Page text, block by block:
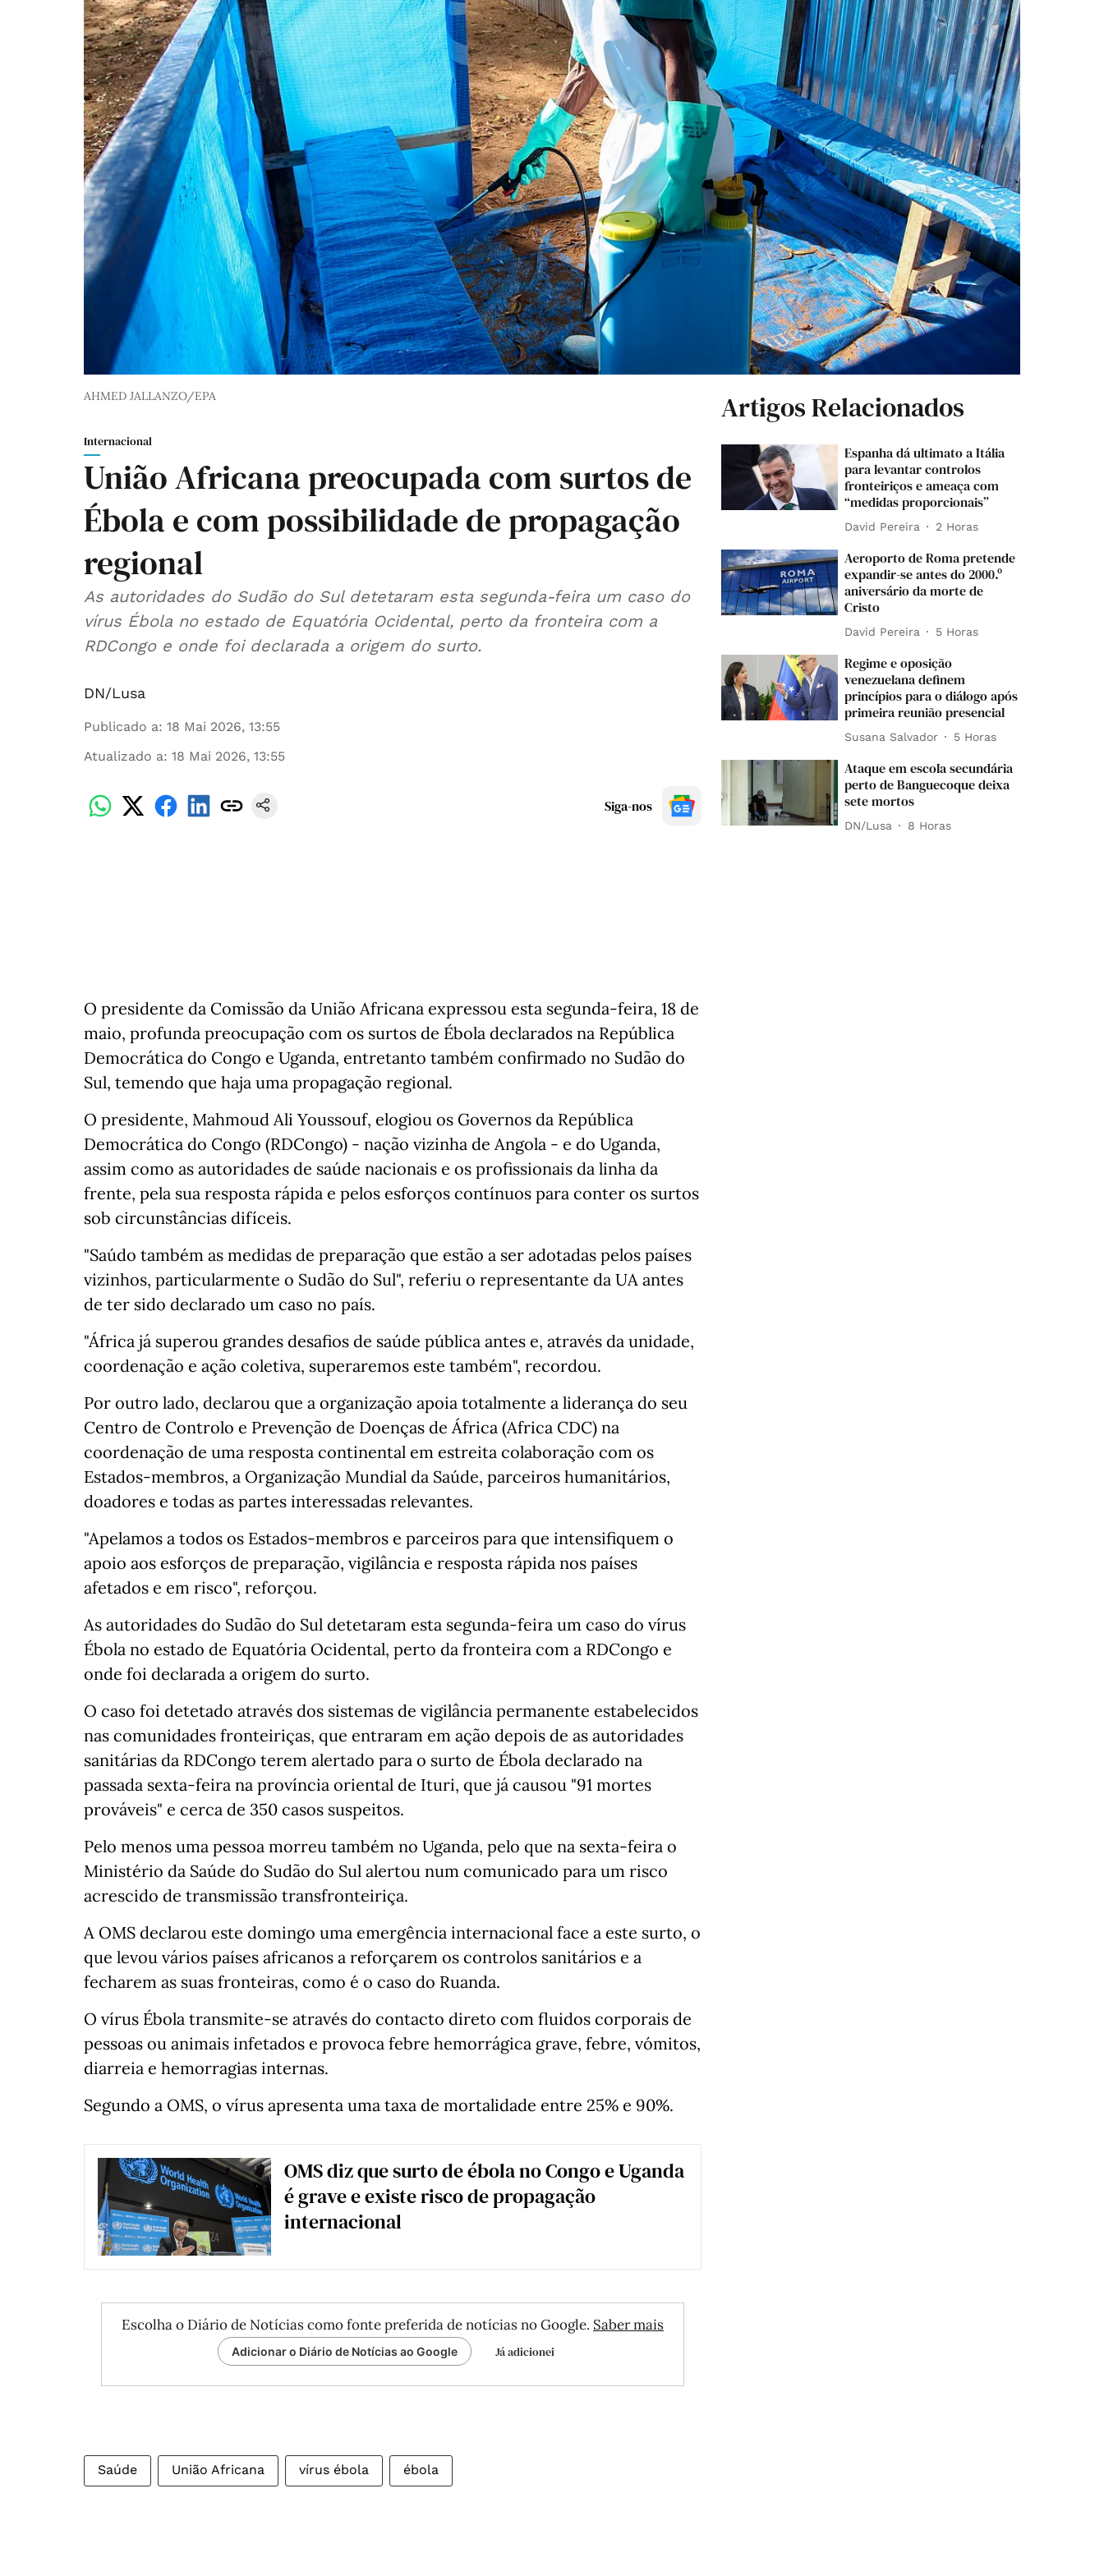
AHMED JALLANZO/EPA
Internacional
União Africana preocupada com surtos de
Ébola e com possibilidade de propagação
regional
As autoridades do Sudão do Sul detetaram esta segunda-feira um caso do
vírus Ébola no estado de Equatória Ocidental, perto da fronteira com a
RDCongo e onde foi declarada a origem do surto.
DN/Lusa
Publicado a: 18 Mai 2026, 13:55
Atualizado a: 18 Mai 2026, 13:55
Siga-nos
O presidente da Comissão da União Africana expressou esta segunda-feira, 18 de
maio, profunda preocupação com os surtos de Ébola declarados na República
Democrática do Congo e Uganda, entretanto também confirmado no Sudão do
Sul, temendo que haja uma propagação regional.
O presidente, Mahmoud Ali Youssouf, elogiou os Governos da República
Democrática do Congo (RDCongo) - nação vizinha de Angola - e do Uganda,
assim como as autoridades de saúde nacionais e os profissionais da linha da
frente, pela sua resposta rápida e pelos esforços contínuos para conter os surtos
sob circunstâncias difíceis.
"Saúdo também as medidas de preparação que estão a ser adotadas pelos países
vizinhos, particularmente o Sudão do Sul", referiu o representante da UA antes
de ter sido declarado um caso no país.
"África já superou grandes desafios de saúde pública antes e, através da unidade,
coordenação e ação coletiva, superaremos este também", recordou.
Por outro lado, declarou que a organização apoia totalmente a liderança do seu
Centro de Controlo e Prevenção de Doenças de África (Africa CDC) na
coordenação de uma resposta continental em estreita colaboração com os
Estados-membros, a Organização Mundial da Saúde, parceiros humanitários,
doadores e todas as partes interessadas relevantes.
"Apelamos a todos os Estados-membros e parceiros para que intensifiquem o
apoio aos esforços de preparação, vigilância e resposta rápida nos países
afetados e em risco", reforçou.
As autoridades do Sudão do Sul detetaram esta segunda-feira um caso do vírus
Ébola no estado de Equatória Ocidental, perto da fronteira com a RDCongo e
onde foi declarada a origem do surto.
O caso foi detetado através dos sistemas de vigilância permanente estabelecidos
nas comunidades fronteiriças, que entraram em ação depois de as autoridades
sanitárias da RDCongo terem alertado para o surto de Ébola declarado na
passada sexta-feira na província oriental de Ituri, que já causou "91 mortes
prováveis" e cerca de 350 casos suspeitos.
Pelo menos uma pessoa morreu também no Uganda, pelo que na sexta-feira o
Ministério da Saúde do Sudão do Sul alertou num comunicado para um risco
acrescido de transmissão transfronteiriça.
A OMS declarou este domingo uma emergência internacional face a este surto, o
que levou vários países africanos a reforçarem os controlos sanitários e a
fecharem as suas fronteiras, como é o caso do Ruanda.
O vírus Ébola transmite-se através do contacto direto com fluidos corporais de
pessoas ou animais infetados e provoca febre hemorrágica grave, febre, vómitos,
diarreia e hemorragias internas.
Segundo a OMS, o vírus apresenta uma taxa de mortalidade entre 25% e 90%.
OMS diz que surto de ébola no Congo e Uganda
é grave e existe risco de propagação
internacional
Escolha o Diário de Notícias como fonte preferida de notícias no Google. Saber mais
Adicionar o Diário de Notícias ao Google Já adicionei
Saúde União Africana vírus ébola ébola
Artigos Relacionados
Espanha dá ultimato a Itália
para levantar controlos
fronteiriços e ameaça com
“medidas proporcionais”
David Pereira 2 Horas
Aeroporto de Roma pretende
expandir-se antes do 2000.º
aniversário da morte de
Cristo
David Pereira 5 Horas
Regime e oposição
venezuelana definem
princípios para o diálogo após
primeira reunião presencial
Susana Salvador 5 Horas
Ataque em escola secundária
perto de Banguecoque deixa
sete mortos
DN/Lusa 8 Horas